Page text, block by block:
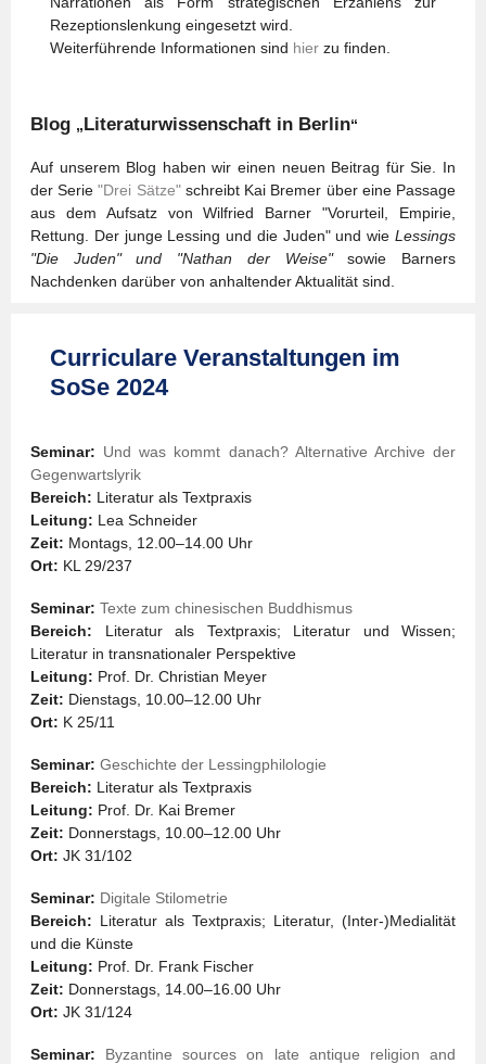
Rezeptionslenkung eingesetzt wird.
Weiterführende Informationen sind hier zu finden.
Blog „Literaturwissenschaft in Berlin“
Auf unserem Blog haben wir einen neuen Beitrag für Sie. In
der Serie "Drei Sätze"schreibt Kai Bremer über eine Passage
aus dem Aufsatz von Wilfried Barner "Vorurteil, Empirie,
Rettung. Der junge Lessing und die Juden" und wie Lessings
"Die Juden" und "Nathan der Weise"sowie Barners
Nachdenken darüber von anhaltender Aktualität sind.
Curriculare Veranstaltungen im
SoSe 2024
Seminar: Und was kommt danach? Alternative Archive der
Gegenwartslyrik
Bereich: Literatur als Textpraxis
Leitung: Lea Schneider
Zeit: Montags, 12.00–14.00 Uhr
Ort: KL 29/237
Seminar: Texte zum chinesischen Buddhismus
Bereich: Literatur als Textpraxis; Literatur und Wissen;
Literatur in transnationaler Perspektive
Leitung: Prof. Dr. Christian Meyer
Zeit: Dienstags, 10.00–12.00 Uhr
Ort: K 25/11
Seminar: Geschichte der Lessingphilologie
Bereich: Literatur als Textpraxis
Leitung: Prof. Dr. Kai Bremer
Zeit: Donnerstags, 10.00–12.00 Uhr
Ort: JK 31/102
Seminar: Digitale Stilometrie
Bereich: Literatur als Textpraxis; Literatur, (Inter-)Medialität
und die Künste
Leitung: Prof. Dr. Frank Fischer
Zeit: Donnerstags, 14.00–16.00 Uhr
Ort: JK 31/124
Seminar:
Byzantine sources on late antique religion and